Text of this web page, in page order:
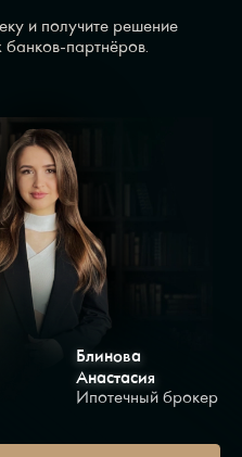
и получите решение
банков-партнёров.
Блинова
Анастасия
Ипотечный брокер